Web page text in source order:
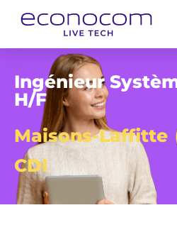
Ingénieur
H/F
Maisons-Laffitte
CDI